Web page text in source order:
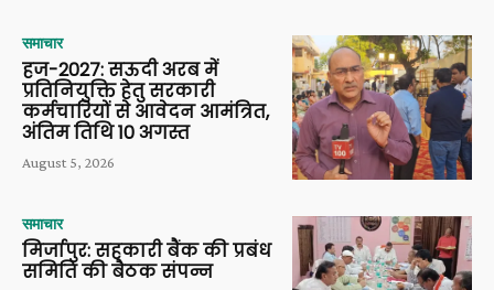
समाचार
हज-2027: सऊदी अरब में
प्रतिनियुक्ति हेतु सरकारी
कर्मचारियों से आवेदन आमंत्रित,
अंतिम तिथि 10 अगस्त
August 5, 2026
समाचार
मिर्जापुर: सहकारी बैंक की प्रबंध
समिति की बैठक संपन्न